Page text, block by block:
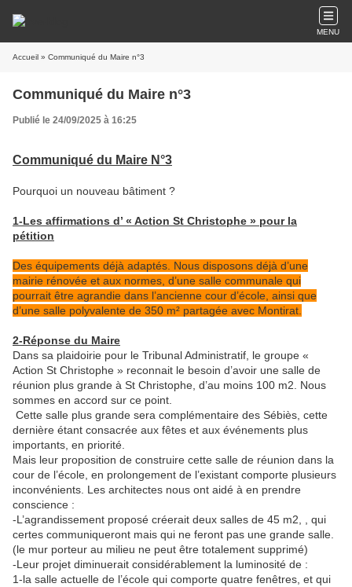
MENU
Accueil » Communiqué du Maire n°3
Communiqué du Maire n°3
Publié le 24/09/2025 à 16:25
Communiqué du Maire N°3
Pourquoi un nouveau bâtiment ?
1-Les affirmations d’ « Action St Christophe » pour la
pétition
Des équipements déjà adaptés. Nous disposons déjà d’une
mairie rénovée et aux normes, d’une salle communale qui
pourrait être agrandie dans l’ancienne cour d’école, ainsi que
d’une salle polyvalente de 350 m² partagée avec Montirat.
2-Réponse du Maire
Dans sa plaidoirie pour le Tribunal Administratif, le groupe «
Action St Christophe » reconnait le besoin d’avoir une salle de
réunion plus grande à St Christophe, d’au moins 100 m2. Nous
sommes en accord sur ce point.
Cette salle plus grande sera complémentaire des Sébiès, cette
dernière étant consacrée aux fêtes et aux événements plus
importants, en priorité.
Mais leur proposition de construire cette salle de réunion dans la
cour de l’école, en prolongement de l’existant comporte plusieurs
inconvénients. Les architectes nous ont aidé à en prendre
conscience :
-L’agrandissement proposé créerait deux salles de 45 m2, , qui
certes communiqueront mais qui ne feront pas une grande salle.
(le mur porteur au milieu ne peut être totalement supprimé)
-Leur projet diminuerait considérablement la luminosité de :
1-la salle actuelle de l’école qui comporte quatre fenêtres, et qui